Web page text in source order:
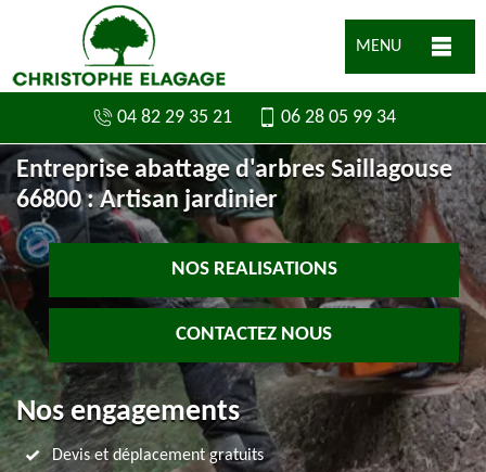
MENU
04 82 29 35 21 06 28 05 99 34
Entreprise abattage d'arbres Saillagouse
66800 : Artisan jardinier
NOS REALISATIONS
CONTACTEZ NOUS
Nos engagements
Devis et déplacement gratuits